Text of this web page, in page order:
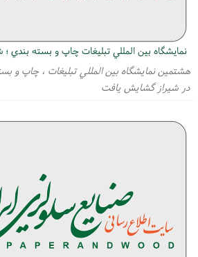
نمايشگاه بين المللي تبليغات چاپ و بسته بندي ؛
هشتمين نمايشگاه بين المللي تبليغات ، چاپ و
در شيراز گشايش يافت